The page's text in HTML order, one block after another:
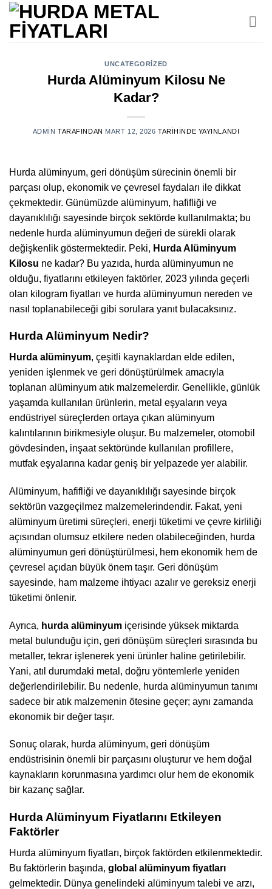
İçeriğe
atla
UNCATEGORIZED
Hurda Alüminyum Kilosu Ne
Kadar?
ADMIN TARAFINDAN MART 12, 2026 TARIHINDE YAYINLANDI
Hurda alüminyum, geri dönüşüm sürecinin önemli bir
parçası olup, ekonomik ve çevresel faydaları ile dikkat
çekmektedir. Günümüzde alüminyum, hafifliği ve
dayanıklılığı sayesinde birçok sektörde kullanılmakta; bu
nedenle hurda alüminyumun değeri de sürekli olarak
değişkenlik göstermektedir. Peki, Hurda Alüminyum
Kilosu ne kadar? Bu yazıda, hurda alüminyumun ne
olduğu, fiyatlarını etkileyen faktörler, 2023 yılında geçerli
olan kilogram fiyatları ve hurda alüminyumun nereden ve
nasıl toplanabileceği gibi sorulara yanıt bulacaksınız.
Hurda Alüminyum Nedir?
Hurda alüminyum, çeşitli kaynaklardan elde edilen,
yeniden işlenmek ve geri dönüştürülmek amacıyla
toplanan alüminyum atık malzemelerdir. Genellikle, günlük
yaşamda kullanılan ürünlerin, metal eşyaların veya
endüstriyel süreçlerden ortaya çıkan alüminyum
kalıntılarının birikmesiyle oluşur. Bu malzemeler, otomobil
gövdesinden, inşaat sektöründe kullanılan profillere,
mutfak eşyalarına kadar geniş bir yelpazede yer alabilir.
Alüminyum, hafifliği ve dayanıklılığı sayesinde birçok
sektörün vazgeçilmez malzemelerindendir. Fakat, yeni
alüminyum üretimi süreçleri, enerji tüketimi ve çevre kirliliği
açısından olumsuz etkilere neden olabileceğinden, hurda
alüminyumun geri dönüştürülmesi, hem ekonomik hem de
çevresel açıdan büyük önem taşır. Geri dönüşüm
sayesinde, ham malzeme ihtiyacı azalır ve gereksiz enerji
tüketimi önlenir.
Ayrıca, hurda alüminyum içerisinde yüksek miktarda
metal bulunduğu için, geri dönüşüm süreçleri sırasında bu
metaller, tekrar işlenerek yeni ürünler haline getirilebilir.
Yani, atıl durumdaki metal, doğru yöntemlerle yeniden
değerlendirilebilir. Bu nedenle, hurda alüminyumun tanımı
sadece bir atık malzemenin ötesine geçer; aynı zamanda
ekonomik bir değer taşır.
Sonuç olarak, hurda alüminyum, geri dönüşüm
endüstrisinin önemli bir parçasını oluşturur ve hem doğal
kaynakların korunmasına yardımcı olur hem de ekonomik
bir kazanç sağlar.
Hurda Alüminyum Fiyatlarını Etkileyen
Faktörler
Hurda alüminyum fiyatları, birçok faktörden etkilenmektedir.
Bu faktörlerin başında, global alüminyum fiyatları
gelmektedir. Dünya genelindeki alüminyum talebi ve arzı,